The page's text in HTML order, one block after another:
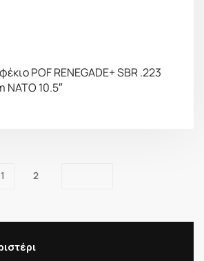
POF RENEGADE+ SBR .223
NATO 10.5″
1 2